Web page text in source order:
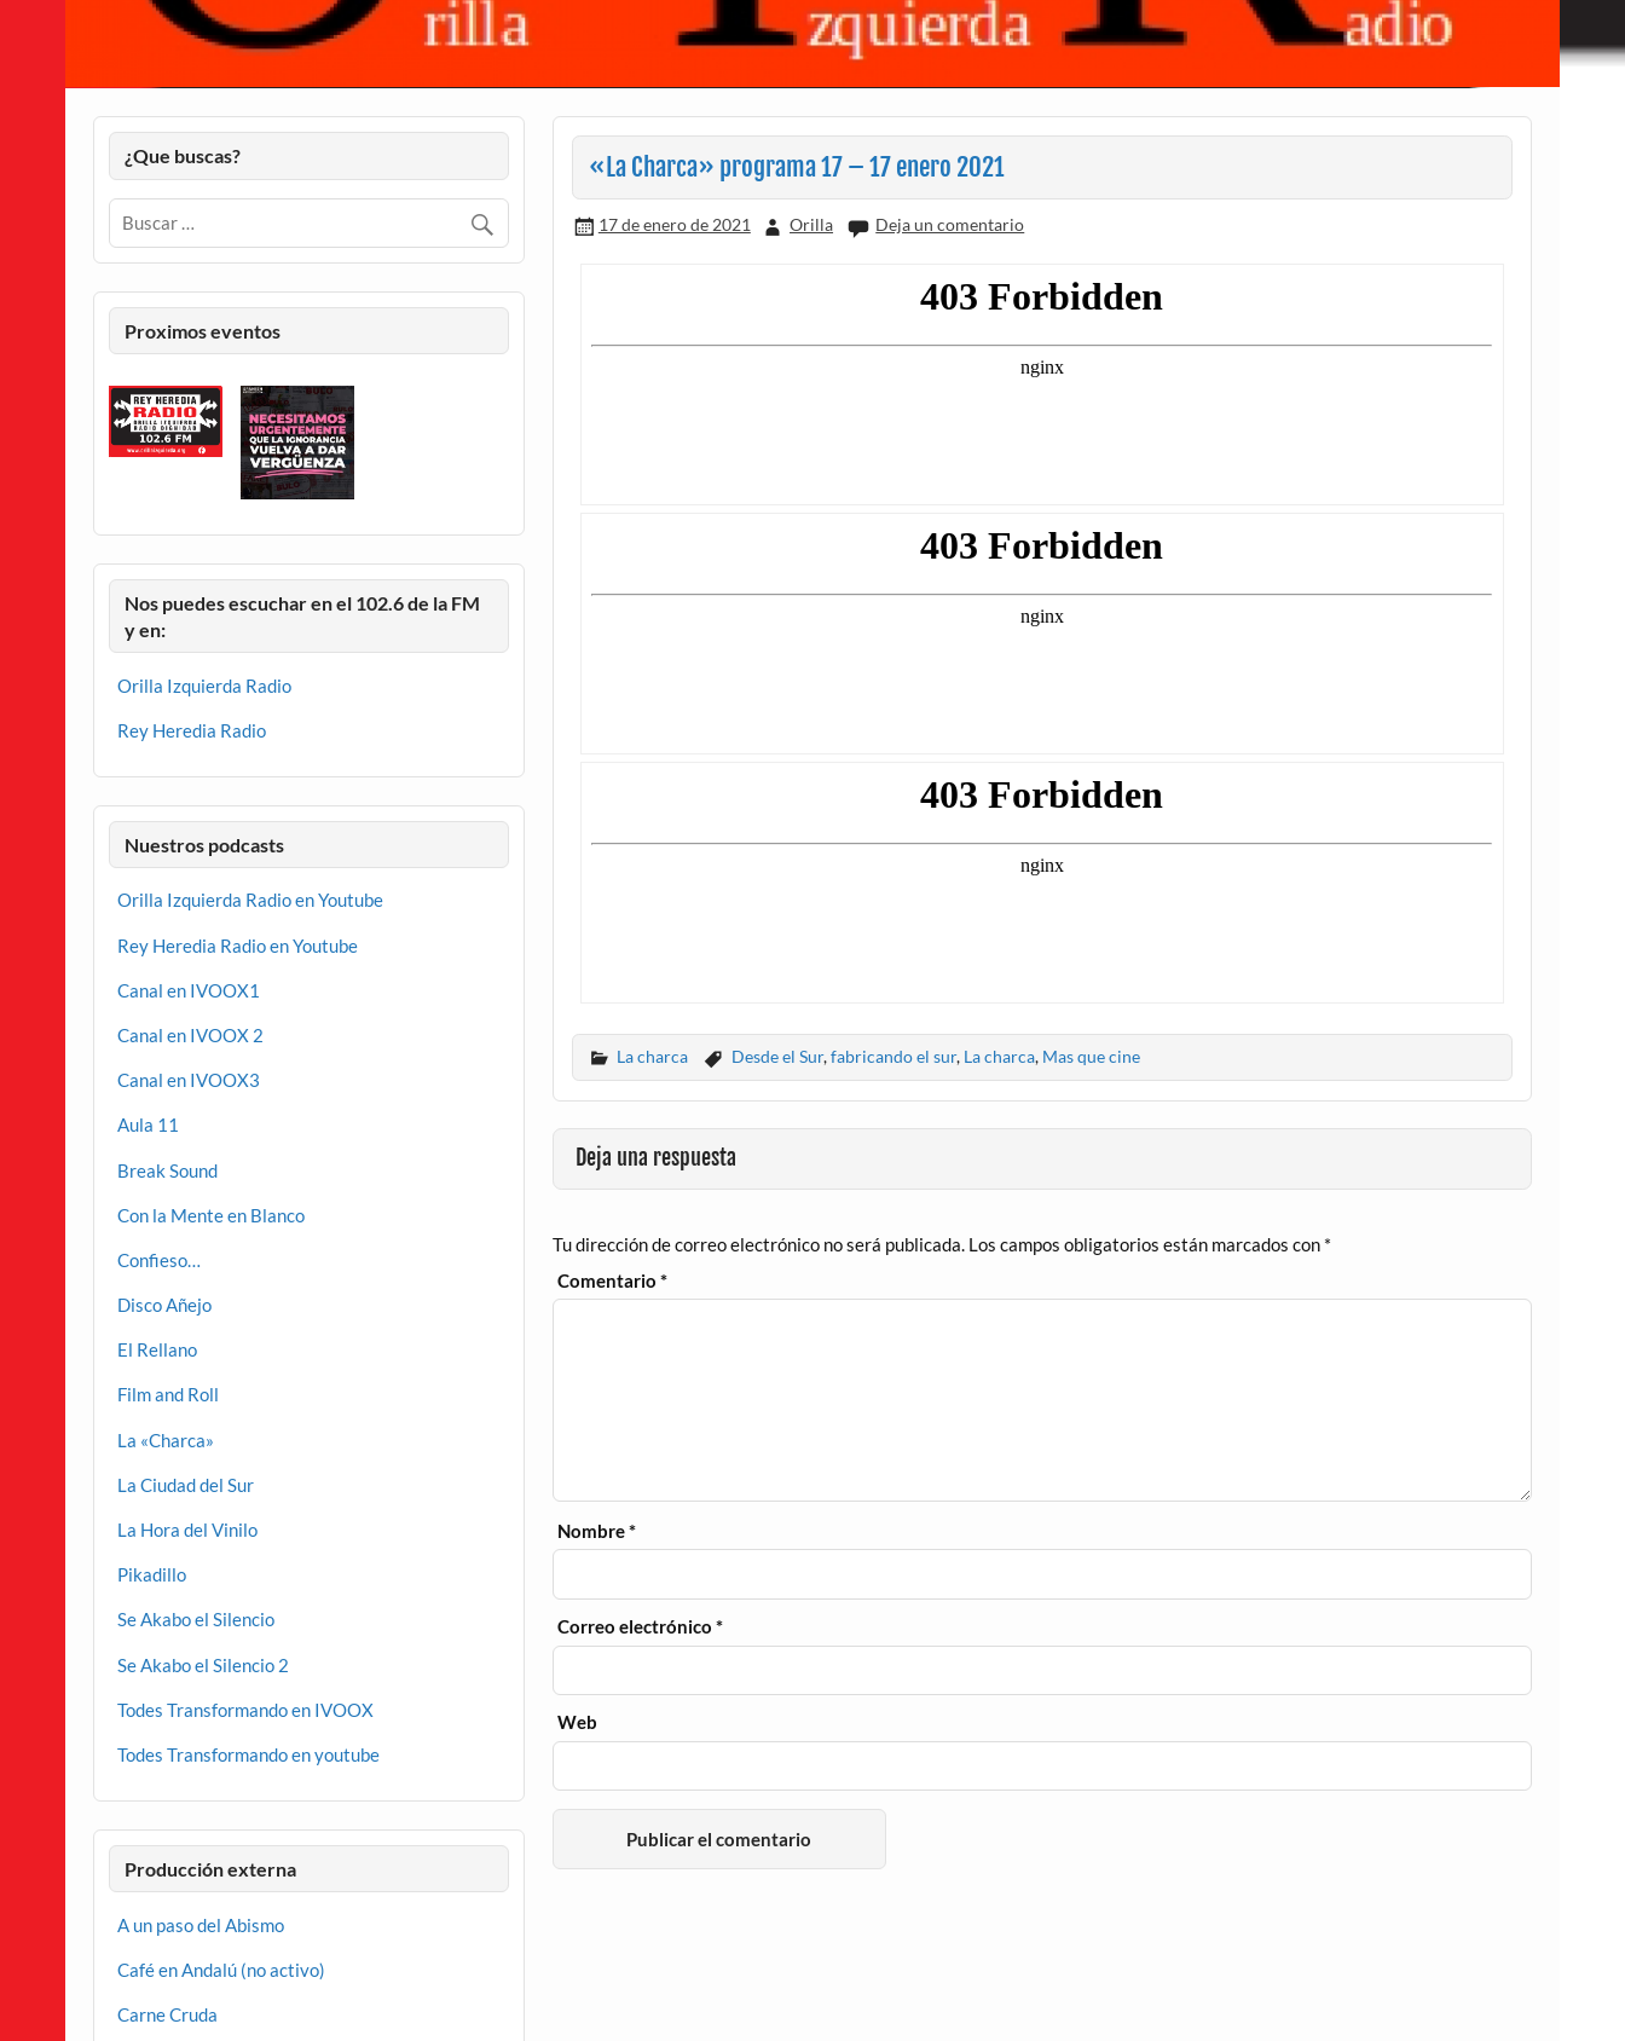
«La Charca» programa 17 – 17 enero 2021
17 de enero de 2021 Orilla Deja un comentario
La charca Desde el Sur,fabricando el sur, La charca, Mas que cine
Deja una respuesta
Tu dirección de correo electrónico no será publicada. Los campos obligatorios están marcados con *
Comentario*
Nombre*
Correo electrónico*
Web
¿Que buscas?
Proximos eventos
Nos puedes escuchar en el 102.6 de la FM
y en:
Orilla Izquierda Radio
Rey Heredia Radio
Nuestros podcasts
Orilla Izquierda Radio en Youtube
Rey Heredia Radio en Youtube
Canal en IVOOX1
Canal en IVOOX 2
Canal en IVOOX3
Aula 11
Break Sound
Con la Mente en Blanco
Confieso…
Disco Añejo
El Rellano
Film and Roll
La «Charca»
La Ciudad del Sur
La Hora del Vinilo
Pikadillo
Se Akabo el Silencio
Se Akabo el Silencio 2
Todes Transformando en IVOOX
Todes Transformando en youtube
Producción externa
A un paso del Abismo
Café en Andalú (no activo)
Carne Cruda